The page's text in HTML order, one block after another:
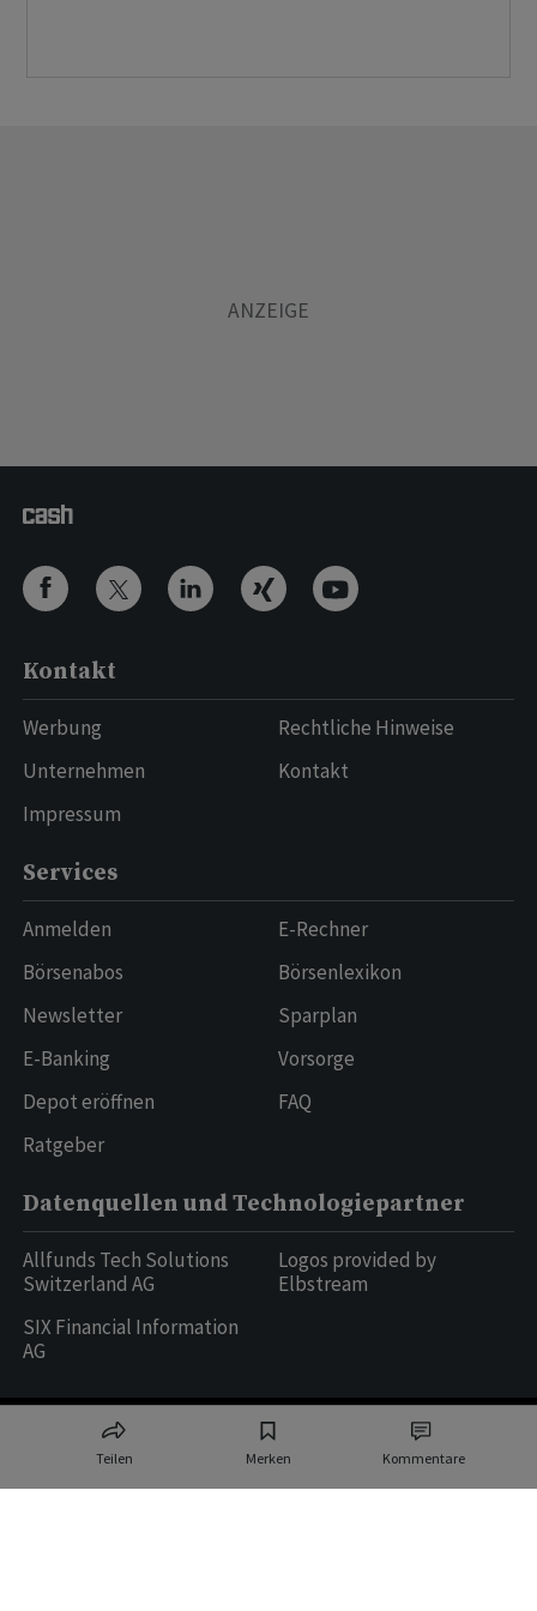
Teilen Merken Kommentare
Kontakt
Werbung
Unternehmen
Impressum
Rechtliche Hinweise
Kontakt
Services
Anmelden
Börsenabos
Newsletter
E-Banking
Depot eröffnen
Ratgeber
E-Rechner
Börsenlexikon
Sparplan
Vorsorge
FAQ
Datenquellen und Technologiepartner
Allfunds Tech Solutions
Switzerland AG
SIX Financial Information
AG
Logos provided by
Elbstream
Ringier AG | Ringier Medien Schweiz
16weitere Publikationen